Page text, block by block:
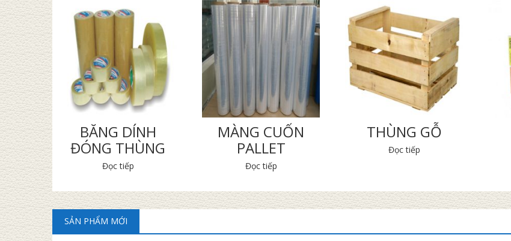
BĂNG DÍNH
ĐÓNG THÙNG
Đọc tiếp
MÀNG CUỐN
PALLET
Đọc tiếp
THÙNG GỖ
Đọc tiếp
SẢN PHẨM MỚI